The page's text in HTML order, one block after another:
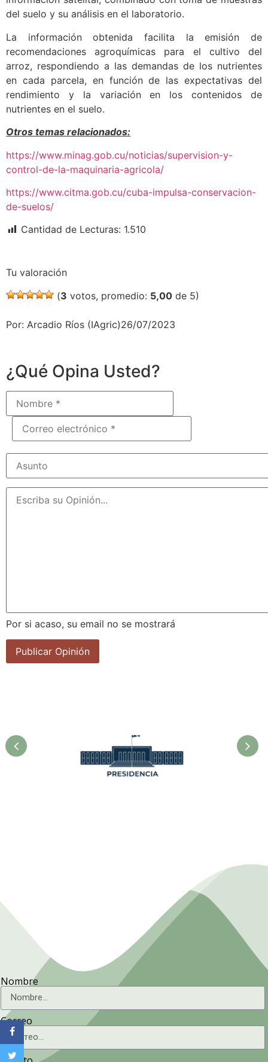
del suelo y su análisis en el laboratorio.
La información obtenida facilita la emisión de
recomendaciones agroquímicas para el cultivo del
arroz, respondiendo a las demandas de los nutrientes
en cada parcela, en función de las expectativas del
rendimiento y la variación en los contenidos de
nutrientes en el suelo.
Otros temas relacionados:
https://www.minag.gob.cu/noticias/supervision-y-
control-de-la-maquinaria-agricola/
https://www.citma.gob.cu/cuba-impulsa-conservacion-
de-suelos/
Cantidad de Lecturas: 1.510
Tu valoración
(3 votos, promedio: 5,00 de 5)
Por: Arcadio Ríos (IAgric)26/07/2023
¿Qué Opina Usted?
Por si acaso, su email no se mostrará
Nombre
Correo